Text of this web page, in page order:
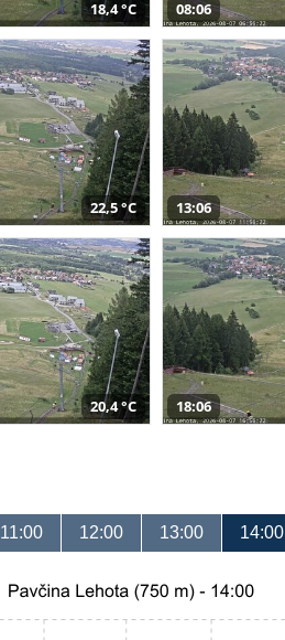
18,4 °C 08:06
22,5 °C 13:06
20,4 °C 18:06
11:00 12:00 13:00 14:00